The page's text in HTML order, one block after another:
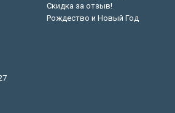
Скидка за отзыв!
Рождество и Новый Год